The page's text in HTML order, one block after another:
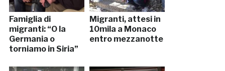
Famiglia di
migranti: “O la
Germania o
torniamo in Siria”
Migranti, attesi in
10mila a Monaco
entro mezzanotte